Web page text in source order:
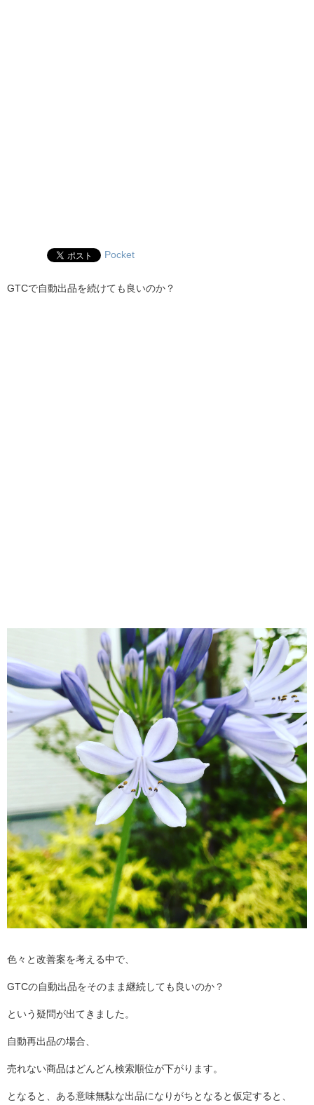
Pocket
GTCで自動出品を続けても良いのか？
色々と改善案を考える中で、
GTCの自動出品をそのまま継続しても良いのか？
という疑問が出てきました。
自動再出品の場合、
売れない商品はどんどん検索順位が下がります。
となると、ある意味無駄な出品になりがちとなると仮定すると、